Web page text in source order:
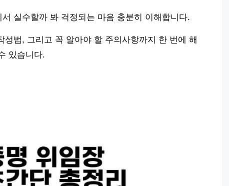
실수할까 봐 걱정되는 마음 충분히 이해합니다.
법, 그리고 꼭 알아야 할 주의사항까지 한 번에 해
있습니다.